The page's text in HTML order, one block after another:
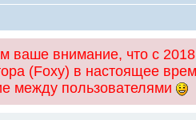
ваше внимание, что с
(Foxy) в настоящее
между пользователями